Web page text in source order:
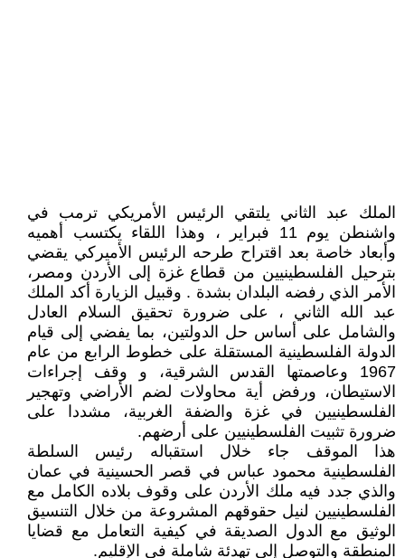
الملك عبد الثاني يلتقي الرئيس الأمريكي ترمب في
واشنطن يوم 11 فبراير ، وهذا اللقاء يكتسب أهميه
وأبعاد خاصة بعد اقتراح طرحه الرئيس الأميركي يقضي
بترحيل الفلسطينيين من قطاع غزة إلى الأردن ومصر،
الأمر الذي رفضه البلدان بشدة . وقبيل الزيارة أكد الملك
عبد الله الثاني ، على ضرورة تحقيق السلام العادل
والشامل على أساس حل الدولتين، بما يفضي إلى قيام
الدولة الفلسطينية المستقلة على خطوط الرابع من عام
1967 وعاصمتها القدس الشرقية، و وقف إجراءات
الاستيطان، ورفض أية محاولات لضم الأراضي وتهجير
الفلسطينيين في غزة والضفة الغربية، مشددا على
ضرورة تثبيت الفلسطينيين على أرضهم.
هذا الموقف جاء خلال استقباله رئيس السلطة
الفلسطينية محمود عباس في قصر الحسينية في عمان
والذي جدد فيه ملك الأردن على وقوف بلاده الكامل مع
الفلسطينيين لنيل حقوقهم المشروعة من خلال التنسيق
الوثيق مع الدول الصديقة في كيفية التعامل مع قضايا
المنطقة والتوصل إلى تهدئة شاملة في الإقليم.